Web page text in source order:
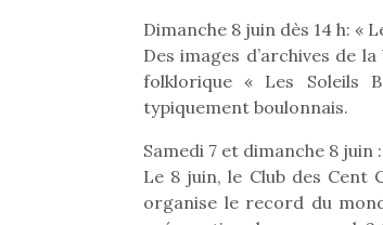
Dimanche 8 juin dès 14 h: «
Des images d’archives de
folklorique « Les Soleils
typiquement boulonnais.
Samedi 7 et dimanche 8
Le 8 juin, le Club des Cent
organise le record du